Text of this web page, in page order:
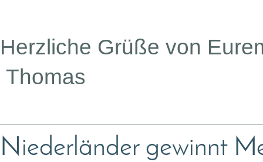
Herzliche Grüße von
Thomas
Niederländer gewinnt